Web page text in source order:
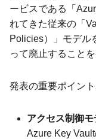
ービスである「
れてきた従来の「
Policies）」モデル
って廃止すること
発表の重要ポイン
アクセス制御モ
Azure Key